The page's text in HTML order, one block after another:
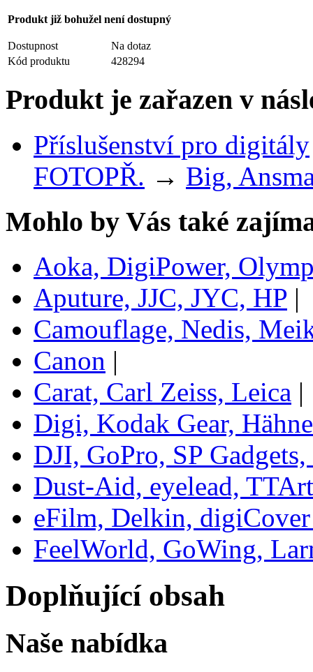
Produkt již bohužel není dostupný
Dostupnost
Na dotaz
Kód produktu
428294
Produkt je zařazen v
Příslušenství pro digitály
FOTOPŘ. → Big,
Mohlo by Vás také
Aoka, DigiPower,
Aputure, JJC, JYC, HP |
Camouflage, Nedis,
Canon |
Carat, Carl Zeiss, Leica |
Digi, Kodak Gear,
DJI, GoPro, SP
Dust-Aid, eyelead,
eFilm, Delkin,
FeelWorld, GoWing,
Doplňující obsah
Naše nabídka